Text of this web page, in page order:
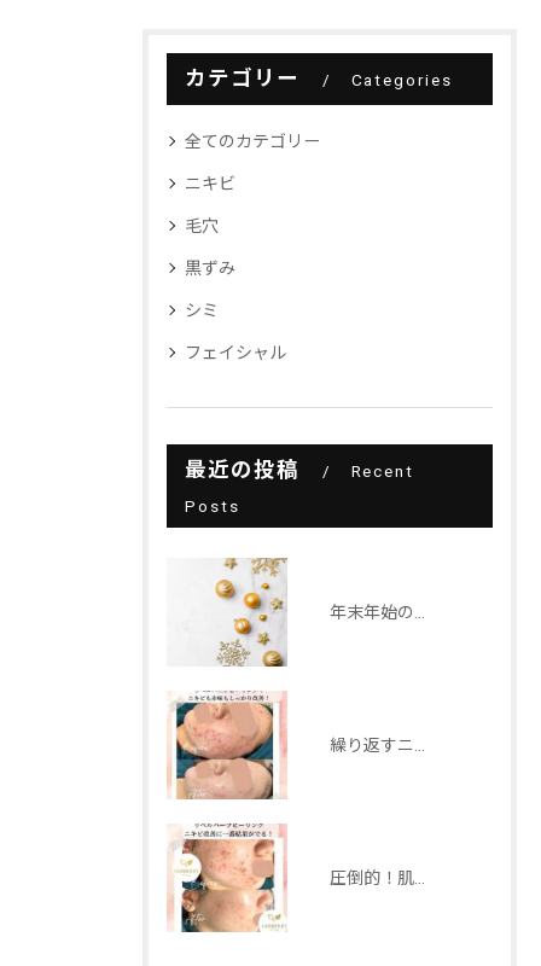
カテゴリー Categories
全てのカテゴリー
ニキビ
毛穴
黒ずみ
シミ
フェイシャル
最近の投稿
Recent
Posts